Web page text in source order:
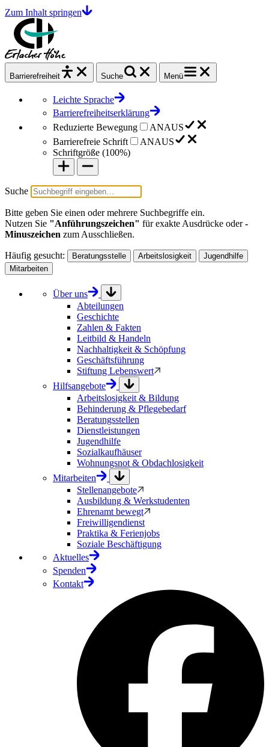
Zum Inhalt springen
Barrierefrei heit Suche Menü
Leichte Sprache
Barrierefreiheitserklärung
Reduzierte Bewegung
ANAUS
Barrierefreie Schrift
ANAUS
Schriftgröße (100%)
Suche
Bitte geben Sie einen oder mehrere Suchbegriffe ein.
Nutzen Sie "Anführungszeichen" für exakte Ausdrücke oder-
Minuszeichen zum Ausschließen.
Häufig gesucht: Beratungsstelle Arbeitslosigkeit
Jugendhilfe
Mitarbeiten
Über uns
Abteilungen
Geschichte
Zahlen & Fakten
Leitbild & Handeln
Nachhaltigkeit & Schöpfung
Geschäftsführung
Stiftung Lebenswert
Hilfsangebote
Arbeitslosigkeit & Bildung
Behinderung & Pflegebedarf
Beratungsstellen
Dienstleistungen
Jugendhilfe
Sozialkaufhäuser
Wohnungsnot & Obdachlosigkeit
Mitarbeiten
Stellenangebote
Ausbildung & Werkstudenten
Ehrenamt bewegt
Freiwilligendienst
Praktika & Ferienjobs
Soziale Beschäftigung
Aktuelles
Spenden
Kontakt